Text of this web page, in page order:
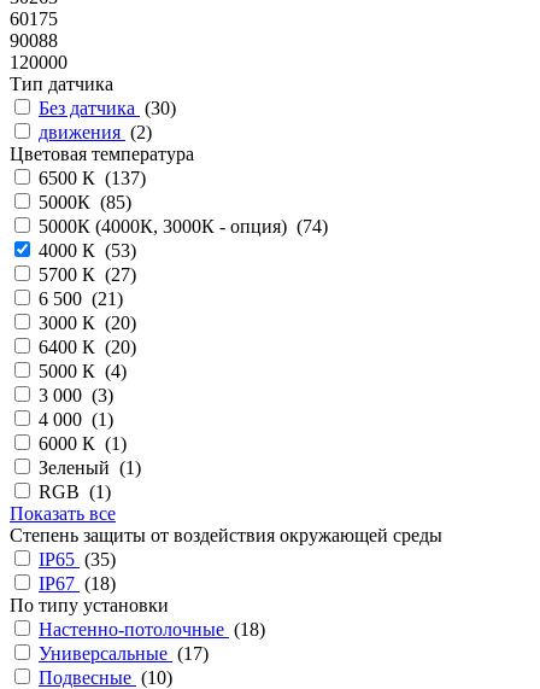
60175
90088
120000
Тип датчика
Без датчика (30)
движения (2)
Цветовая температура
6500 К (137)
5000К (85)
5000К (4000К, 3000К - опция) (74)
4000 К (53)
5700 К (27)
6 500 (21)
3000 К (20)
6400 К (20)
5000 К (4)
3 000 (3)
4 000 (1)
6000 К (1)
Зеленый (1)
RGB (1)
Показать все
Степень защиты от воздействия окружающей среды
IP65 (35)
IP67 (18)
По типу установки
Настенно-потолочные (18)
Универсальные (17)
Подвесные (10)